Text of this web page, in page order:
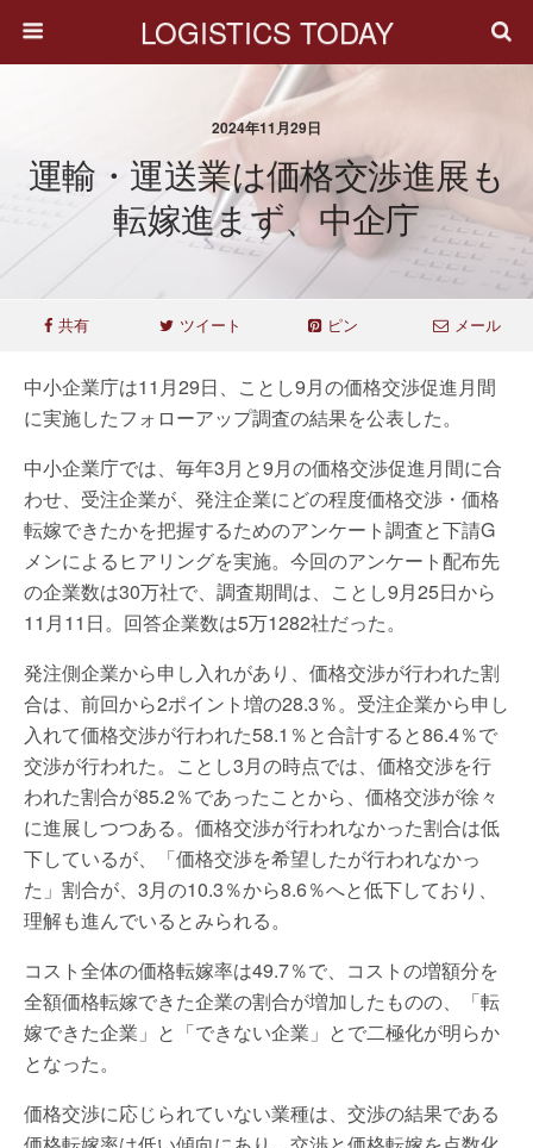
LOGISTICS TODAY
2024年11月29日
運輸・運送業は価格交渉進展も
転嫁進まず、中企庁
共有 ツイート ピン メール
中小企業庁は11月29日、ことし9月の価格交渉促進月間
に実施したフォローアップ調査の結果を公表した。
中小企業庁では、毎年3月と9月の価格交渉促進月間に合
わせ、受注企業が、発注企業にどの程度価格交渉・価格
転嫁できたかを把握するためのアンケート調査と下請G
メンによるヒアリングを実施。今回のアンケート配布先
の企業数は30万社で、調査期間は、ことし9月25日から
11月11日。回答企業数は5万1282社だった。
発注側企業から申し入れがあり、価格交渉が行われた割
合は、前回から2ポイント増の28.3％。受注企業から申し
入れて価格交渉が行われた58.1％と合計すると86.4％で
交渉が行われた。ことし3月の時点では、価格交渉を行
われた割合が85.2％であったことから、価格交渉が徐々
に進展しつつある。価格交渉が行われなかった割合は低
下しているが、「価格交渉を希望したが行われなかっ
た」割合が、3月の10.3％から8.6％へと低下しており、
理解も進んでいるとみられる。
コスト全体の価格転嫁率は49.7％で、コストの増額分を
全額価格転嫁できた企業の割合が増加したものの、「転
嫁できた企業」と「できない企業」とで二極化が明らか
となった。
価格交渉に応じられていない業種は、交渉の結果である